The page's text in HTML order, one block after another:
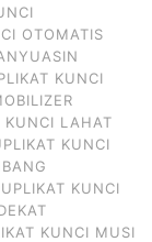
OTOMATIS
KUNCI
KUNCI LAHAT
KUNCI
KUNCI
KUNCI MUSI